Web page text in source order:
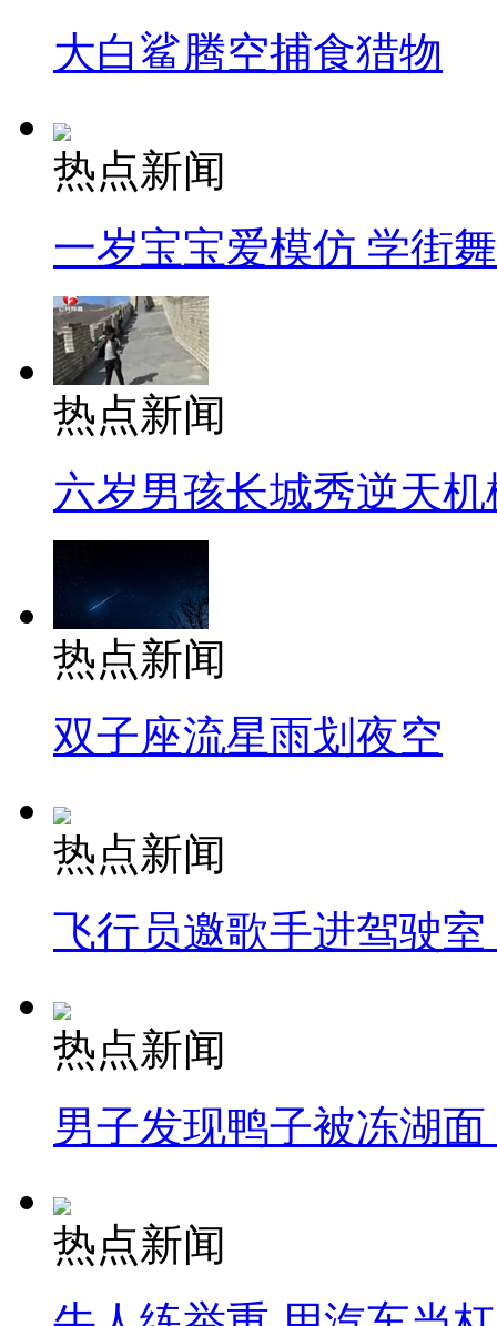
大白鲨腾空捕食猎物
热点新闻
一岁宝宝爱模仿 学街
热点新闻
六岁男孩长城秀逆天机
热点新闻
双子座流星雨划夜空
热点新闻
飞行员邀歌手进驾驶
热点新闻
男子发现鸭子被冻湖
热点新闻